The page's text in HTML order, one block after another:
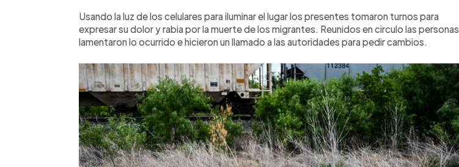
Usando la luz de los celulares para iluminar el lugar los presentes tomaron turnos para
expresar su dolor y rabia por la muerte de los migrantes. Reunidos en circulo las personas
lamentaron lo ocurrido e hicieron un llamado a las autoridades para pedir cambios.